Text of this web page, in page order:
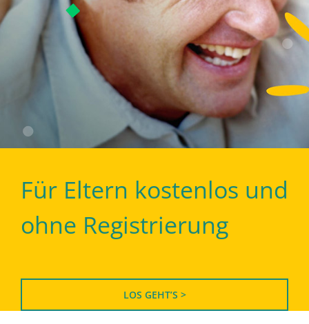
Für Eltern kostenlos und
ohne Registrierung
LOS GEHT’S >